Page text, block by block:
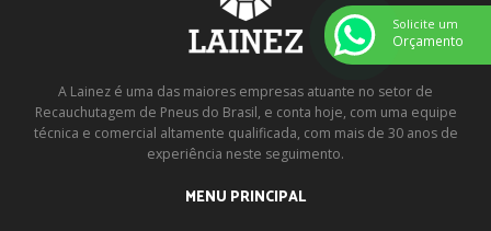
A Lainez é uma das maiores empresas atuante no setor de
Recauchutagem de Pneus do Brasil, e conta hoje, com uma equipe
técnica e comercial altamente qualificada, com mais de 30 anos de
experiência neste seguimento.
MENU PRINCIPAL
Solicite um
Orçamento